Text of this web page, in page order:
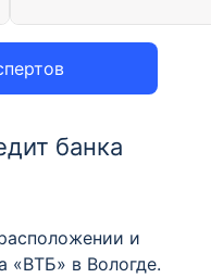
банка
и
«ВТБ» в Вологде.